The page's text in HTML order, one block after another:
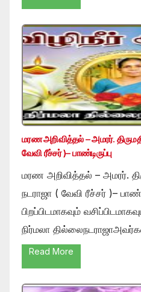
மரண அறிவித்தல் – அமரர்.
வேவி ரீச்சர் )– பாண்டிருப்பு
மரண அறிவித்தல் – அமரர்.
நடராஜா ( வேவி ரீச்சர் )–
பிறப்பிடமாகவும்
நிர்மலா
Read More